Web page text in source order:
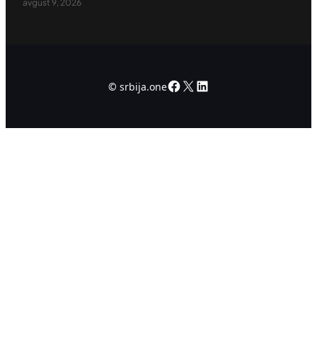
avgust 9, 2026
© srbija.oneFacebook
X LinkedIn